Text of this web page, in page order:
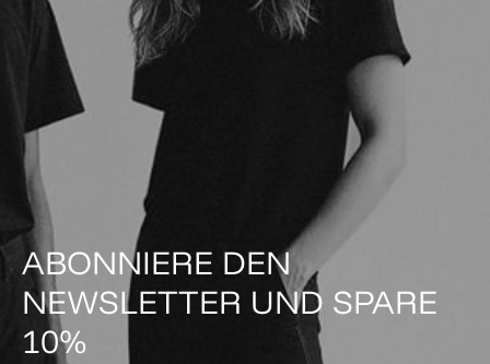
ABONNIERE DEN
NEWSLETTER UND SPARE
10%